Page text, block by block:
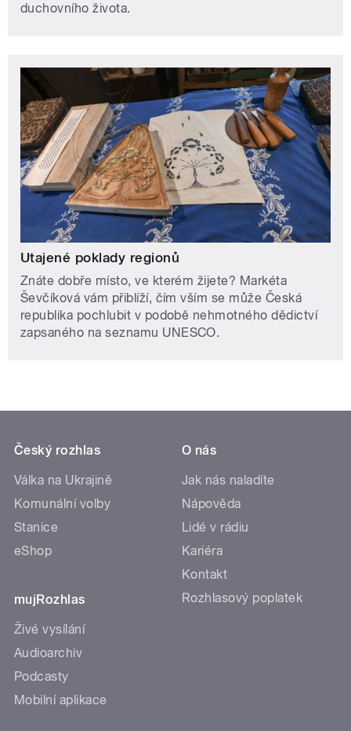
duchovního života.
Utajené poklady regionů
Znáte dobře místo, ve kterém žijete? Markéta
Ševčíková vám přiblíží, čím vším se může Česká
republika pochlubit v podobě nehmotného dědictví
zapsaného na seznamu UNESCO.
Český rozhlas
Válka na Ukrajině
Komunální volby
Stanice
eShop
mujRozhlas
Živé vysílání
Audioarchiv
Podcasty
Mobilní aplikace
O nás
Jak nás naladíte
Nápověda
Lidé v rádiu
Kariéra
Kontakt
Rozhlasový poplatek